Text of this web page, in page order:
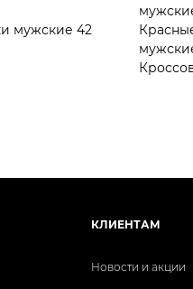
мужские 42
КЛИЕНТАМ
Новости и акции